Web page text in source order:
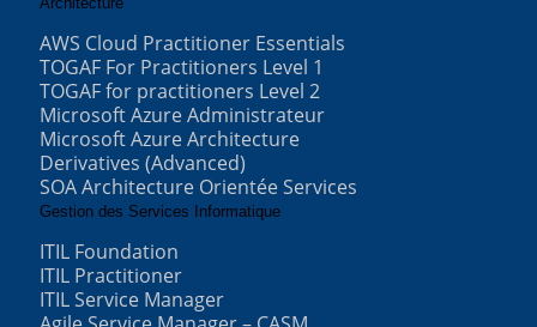
AWS Cloud Practitioner Essentials
TOGAF For Practitioners Level 1
TOGAF for practitioners Level 2
Microsoft Azure Administrateur
Microsoft Azure Architecture
Derivatives (Advanced)
SOA Architecture Orientée Services
Gestion des Services Informatique
ITIL Foundation
ITIL Practitioner
ITIL Service Manager